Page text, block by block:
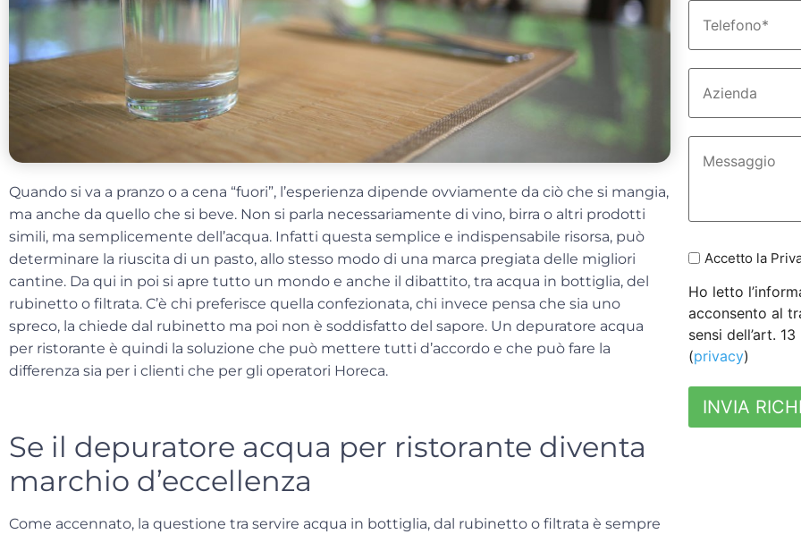
Quando si va a pranzo o a cena “fuori”, l’esperienza dipende ovviamente da ciò che si mangia,
ma anche da quello che si beve. Non si parla necessariamente di vino, birra o altri prodotti
simili, ma semplicemente dell’acqua. Infatti questa semplice e indispensabile risorsa, può
determinare la riuscita di un pasto, allo stesso modo di una marca pregiata delle migliori
cantine. Da qui in poi si apre tutto un mondo e anche il dibattito, tra acqua in bottiglia, del
rubinetto o filtrata. C’è chi preferisce quella confezionata, chi invece pensa che sia uno
spreco, la chiede dal rubinetto ma poi non è soddisfatto del sapore. Un depuratore acqua
per ristorante è quindi la soluzione che può mettere tutti d’accordo e che può fare la
differenza sia per i clienti che per gli operatori Horeca.
Se il depuratore acqua per ristorante diventa
marchio d’eccellenza
Come accennato, la questione tra servire acqua in bottiglia, dal rubinetto o filtrata è sempre
Accetto la
Ho letto
acconsento al
sensi dell’art.
(privacy)
INVIA